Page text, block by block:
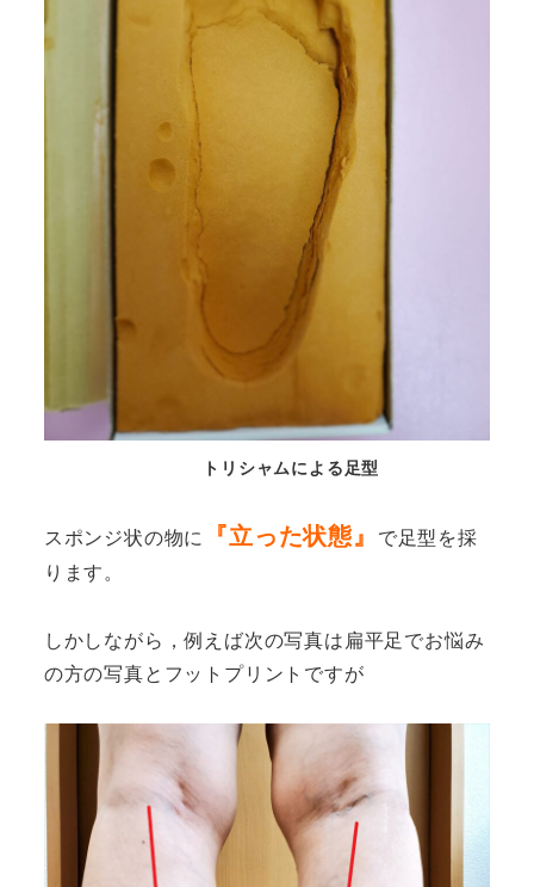
トリシャムによる足型
スポンジ状の物に 『立った状態』 で足型を採
ります。
しかしながら，例えば次の写真は扁平足でお悩み
の方の写真とフットプリントですが